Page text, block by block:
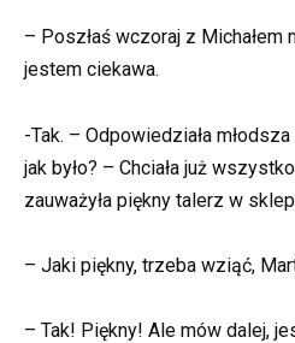
– Poszłaś wczoraj z Michałem
jestem ciekawa.
-Tak. – Odpowiedziała
jak było? – Chciała już
zauważyła piękny talerz w
– Jaki piękny, trzeba wziąć,
– Tak! Piękny! Ale mów dalej,